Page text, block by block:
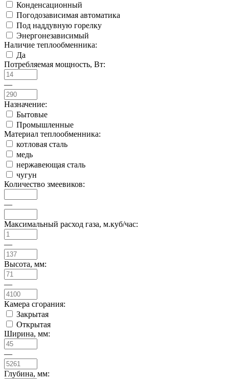
Конденсационный
Погодозависимая автоматика
Под наддувную горелку
Энергонезависимый
Наличие теплообменника:
Да
Потребляемая мощность, Вт:
—
Назначение:
Бытовые
Промышленные
Материал теплообменника:
котловая сталь
медь
нержавеющая сталь
чугун
Количество змеевиков:
—
Максимальный расход газа, м.куб/час:
—
Высота, мм:
—
Камера сгорания:
Закрытая
Открытая
Ширина, мм:
—
Глубина, мм: